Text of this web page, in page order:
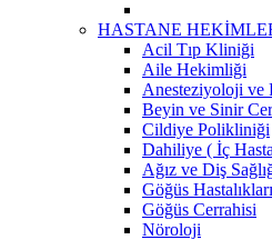
HASTANE
Acil Tıp Kliniği
Aile Hekimliği
Anesteziyoloji ve
Beyin ve Sinir
Cildiye Polikliniği
Dahiliye ( İç
Ağız ve Diş
Göğüs Hastalıkları
Göğüs Cerrahisi
Nöroloji